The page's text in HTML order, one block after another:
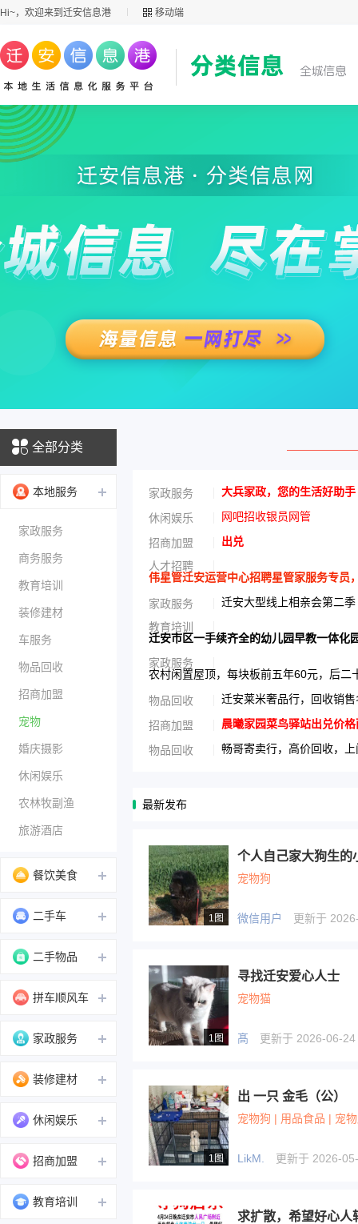
Hi~，欢迎来到迁安信息港 移动端
全部分类
本地服务
家政服务
商务服务
教育培训
装修建材
车服务
物品回收
招商加盟
宠物
婚庆摄影
休闲娱乐
农林牧副渔
旅游酒店
餐饮美食
二手车
二手物品
拼车顺风车
家政服务
装修建材
休闲娱乐
招商加盟
教育培训
家政服务 大兵家政，您的生活好助手
休闲娱乐 网吧招收银员网管
招商加盟
出兑
人才招聘
伟星管迁安运营中心招聘星管家服务专员
家政服务
迁安大型线上相亲会第二季
教育培训
迁安市区一手续齐全的幼儿园早教一体化
家政服务
农村闲置屋顶，每块板前五年60元，后
物品回收 迁安莱米奢品行，回收销
招商加盟 晨曦家园菜鸟驿站出兑价
物品回收 畅哥寄卖行，高价回收，
最新发布
1图
个人自己家大狗生的
宠物狗
微信用户 更新于
1图
寻找迁安爱心人士
宠物猫
髙 更新于 2026-06-
1图
出 一只 金毛（公）
宠物狗 | 用品食品 | 宠
LikM. 更新于 2026-
求扩散，希望好心人